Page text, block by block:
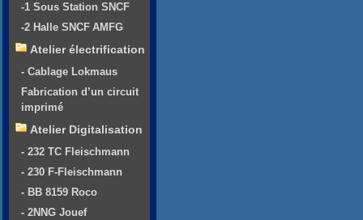
-1 Sous Station SNCF
-2 Halle SNCF AMFG
Atelier électrification
- Cablage Lokmaus
Fabrication d’un circuit
imprimé
Atelier Digitalisation
- 232 TC Fleischmann
- 230 F-Fleischmann
- BB 8159 Roco
- 2NNG Jouef